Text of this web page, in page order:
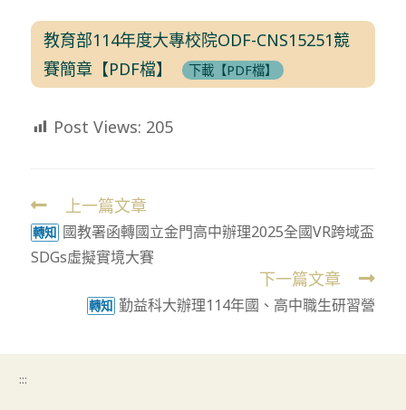
教育部114年度大專校院ODF-CNS15251競
賽簡章【PDF檔】
下載【PDF檔】
Post Views: 205
Read
more
articles
上一篇文章
轉知 國教署函轉國立金門高中辦理2025全國VR跨域盃
SDGs虛擬實境大賽
下一篇文章
轉知 勤益科大辦理114年國、高中職生研習營
:::